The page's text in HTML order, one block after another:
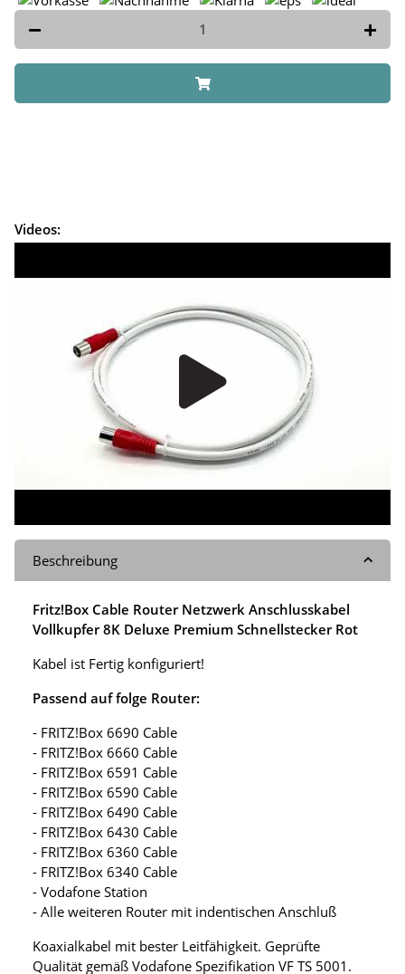
Videos:
Beschreibung
Fritz!Box Cable Router Netzwerk Anschlusskabel
Vollkupfer 8K Deluxe Premium Schnellstecker Rot
Kabel ist Fertig konfiguriert!
Passend auf folge Router:
- FRITZ!Box 6690 Cable
- FRITZ!Box 6660 Cable
- FRITZ!Box 6591 Cable
- FRITZ!Box 6590 Cable
- FRITZ!Box 6490 Cable
- FRITZ!Box 6430 Cable
- FRITZ!Box 6360 Cable
- FRITZ!Box 6340 Cable
- Vodafone Station
- Alle weiteren Router mit indentischen Anschluß
Koaxialkabel mit bester Leitfähigkeit. Geprüfte
Qualität gemäß Vodafone Spezifikation VF TS 5001.